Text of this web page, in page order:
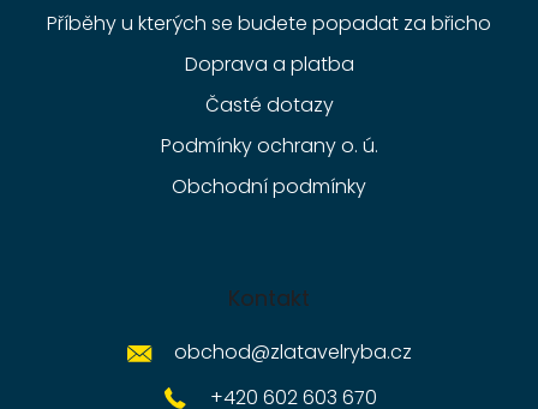
Příběhy u kterých se budete popadat za břicho
Doprava a platba
Časté dotazy
Podmínky ochrany o. ú.
Obchodní podmínky
Kontakt
obchod@zlatavelryba.cz
+420 602 603 670